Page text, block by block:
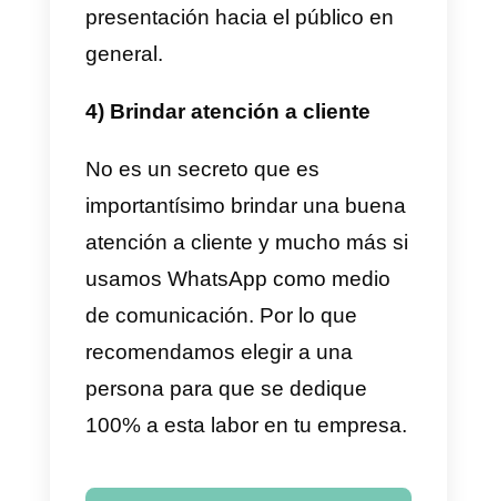
estrategia de venta por
teléfono exclusivo
Es muy importante que una
empresa disponga de un solo
número para WhatsApp. De esta
manera se percibe un servicio
más profesional, ordenado y
efectivo con los clientes. De